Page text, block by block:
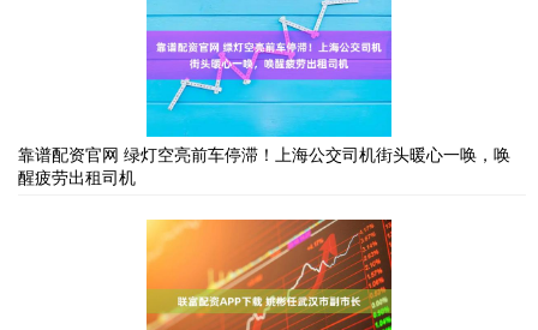
靠谱配资官网 绿灯空亮前车停滞！上海公交司机街头暖心一唤，唤
醒疲劳出租司机